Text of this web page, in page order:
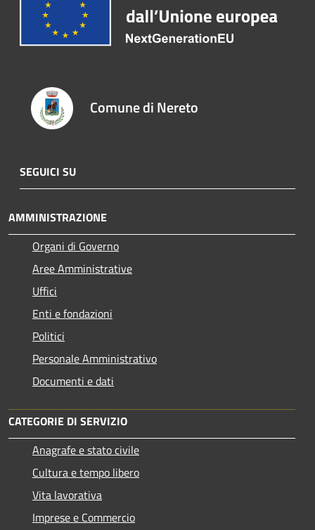
Comune di Nereto
SEGUICI SU
AMMINISTRAZIONE
Organi di Governo
Aree Amministrative
Uffici
Enti e fondazioni
Politici
Personale Amministrativo
Documenti e dati
CATEGORIE DI SERVIZIO
Anagrafe e stato civile
Cultura e tempo libero
Vita lavorativa
Imprese e Commercio